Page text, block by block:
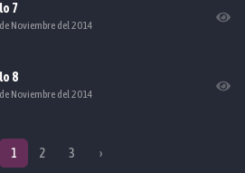
7
Noviembre del 2014
8
Noviembre del 2014
1 2 3 ›